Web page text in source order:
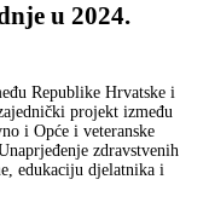
u 2024.
Republike Hrvatske i
projekt između
i Opće i veteranske
zdravstvenih
edukaciju djelatnika i